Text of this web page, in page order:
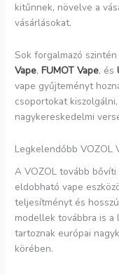
kitűnnek, növelve a
vásárlásokat.
Sok forgalmazó
Vape,FUMOT Vape, és
vape gyűjteményt
csoportokat
nagykereskedelmi
Legkelendőbb VOZOL
A VOZOL tovább
eldobható vape
teljesítményt és
modellek továbbra is a
tartoznak európai
körében.